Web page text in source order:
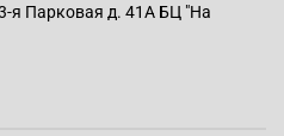
я Парковая д. 41А БЦ "На